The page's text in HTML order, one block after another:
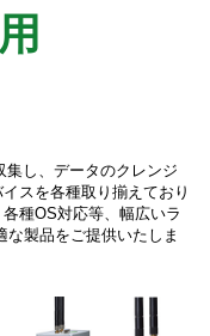
し、データのクレンジ
スを各種取り揃えており
種OS対応等、幅広いラ
製品をご提供いたしま